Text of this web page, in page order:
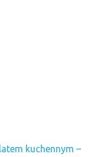
kuchennym –